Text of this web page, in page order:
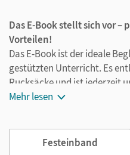
Das E-Book stellt sich vor –
Vorteilen!
Das E-Book ist der ideale
gestützten Unterricht. Es
Rucksäcke und ist jederzeit
Außerdem unterstützt es mit
Notizen erstellen
Mehr lesen
Festeinband